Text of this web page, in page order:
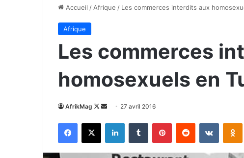
Accueil / Afrique / Les commerces interdits aux
Afrique
Les commerces
homosexuels en
AfrikMag
Follow
Envoyer
courriel
27 avril 2016
Facebook
X LinkedinTumblr PinterestReddit